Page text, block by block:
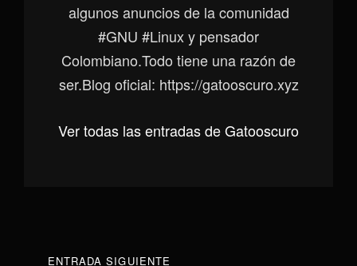
algunos anuncios de la comunidad
#GNU #Linux y pensador
Colombiano.Todo tiene una razón de
ser.Blog oficial: https://gatooscuro.xyz
Ver todas las entradas de Gatooscuro
Navegación
ENTRADA SIGUIENTE